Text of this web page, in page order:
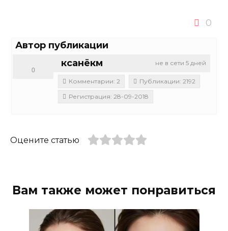
0
Автор публикации
не в сети 5 дней
ксанёкм
0
Комментарии: 2
Публикации: 2192
Регистрация: 28-09-2018
Оцените статью
Вам также может понравиться